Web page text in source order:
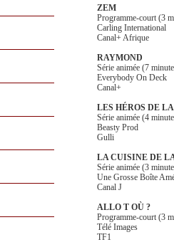
ZEM
Programme-court (3
Carling International
Canal+ Afrique
RAYMOND
Série animée (7
Everybody On Deck
Canal+
LES HÉROS DE
Série animée (4
Beasty Prod
Gulli
LA CUISINE DE
Série animée (3
Une Grosse Boîte
Canal J
ALLO T OÙ ?
Programme-court (3
Télé Images
TF1